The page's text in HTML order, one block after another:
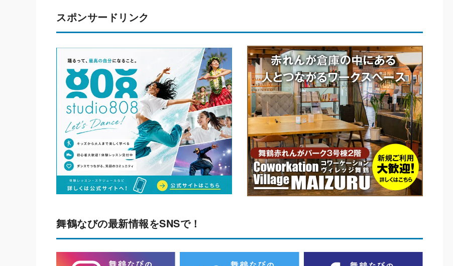
スポンサードリンク
舞鶴なびの最新情報をSNSで！